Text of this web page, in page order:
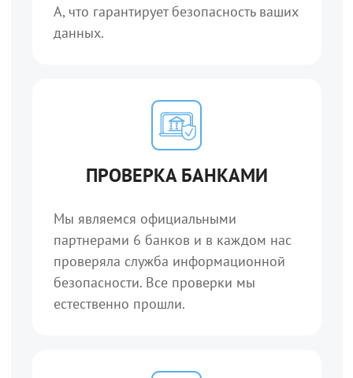
А, что гарантирует безопасность ваших
данных.
ПРОВЕРКА БАНКАМИ
Мы являемся официальными
партнерами 6 банков и в каждом нас
проверяла служба информационной
безопасности. Все проверки мы
естественно прошли.